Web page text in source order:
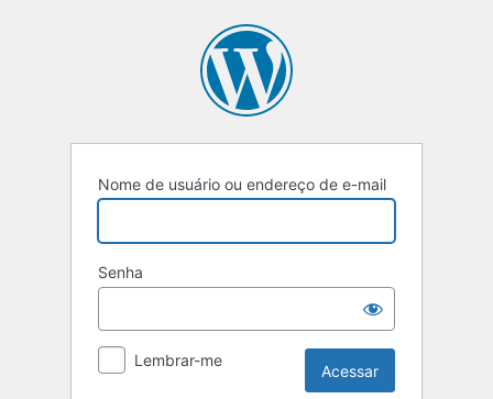
Nome de usuário ou endereço de e-mail
Senha
Lembrar-me